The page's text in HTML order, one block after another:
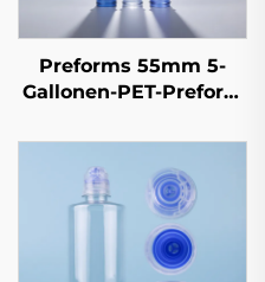
Preforms 55mm 5-
Gallonen-PET-Preform
Wasserflaschen